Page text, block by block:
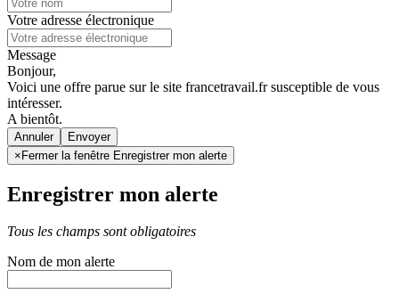
Votre adresse électronique
Message
Bonjour,
Voici une offre parue sur le site francetravail.fr susceptible de vous
intéresser.
A bientôt.
Annuler
×Fermer la fenêtre Enregistrer mon alerte
Enregistrer mon alerte
Tous les champs sont obligatoires
Nom de mon alerte